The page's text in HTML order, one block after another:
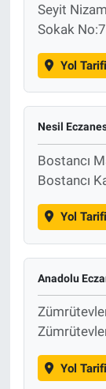
Seyit
Sokak
Yol
Nesil
Bostancı
Bostancı
Yol
Anadolu
Yol